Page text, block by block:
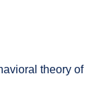
theory of